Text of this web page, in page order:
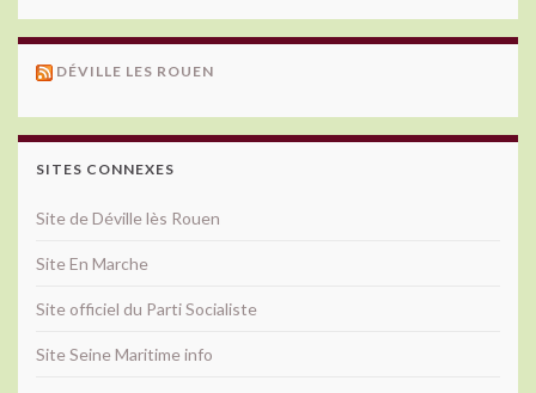
DÉVILLE LES ROUEN
SITES CONNEXES
Site de Déville lès Rouen
Site En Marche
Site officiel du Parti Socialiste
Site Seine Maritime info